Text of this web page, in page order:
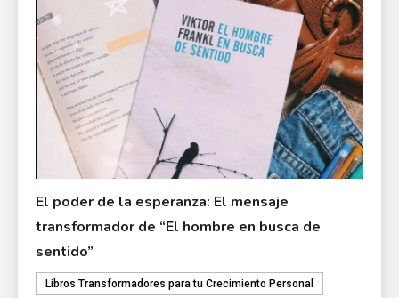
El poder de la esperanza: El mensaje
transformador de “El hombre en busca de
sentido”
Libros Transformadores para tu Crecimiento Personal